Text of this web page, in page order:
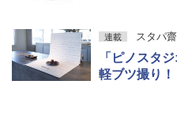
連載 スタパ
「ピノスタ
軽ブツ撮り！